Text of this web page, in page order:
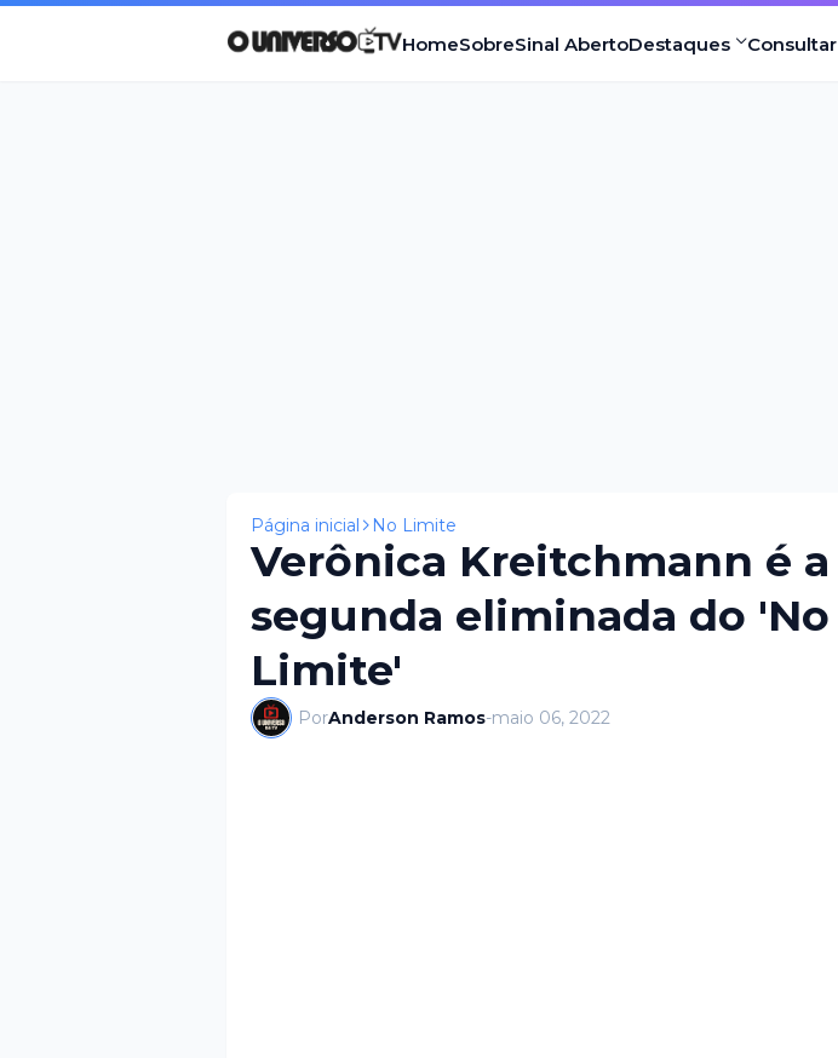
HomeSobreSinal AbertoDestaques Consultar
Página inicial No Limite
Verônica Kreitchmann é a
segunda eliminada do 'No
Limite'
PorAnderson Ramos-maio 06, 2022